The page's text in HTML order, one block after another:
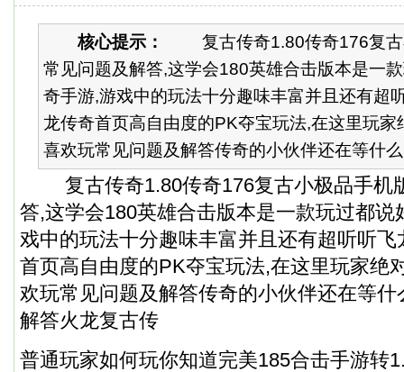
核心提示：
复古传奇1.80传奇176复古
常见问题及解答,这学会180英雄合击版本是一
奇手游,游戏中的玩法十分趣味丰富并且还有超
龙传奇首页高自由度的PK夺宝玩法,在这里玩家
喜欢玩常见问题及解答传奇的小伙伴还在等什
复古传奇1.80传奇176复古小极品手机
答,这学会180英雄合击版本是一款玩过都说
戏中的玩法十分趣味丰富并且还有超听听
首页高自由度的PK夺宝玩法,在这里玩家绝
欢玩常见问题及解答传奇的小伙伴还在等
解答火龙复古传
普通玩家如何玩你知道完美185合击手游转